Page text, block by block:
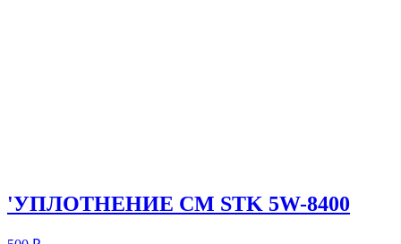
'УПЛОТНЕНИЕ CM STK 5W-8400